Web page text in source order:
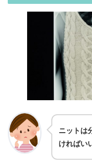
ニットは
ければい